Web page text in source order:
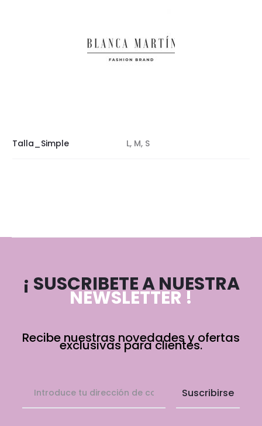
Talla_Simple L, M, S
¡ SUSCRIBETE A NUESTRA
NEWSLETTER !
Recibe nuestras novedades y ofertas
exclusivas para clientes.